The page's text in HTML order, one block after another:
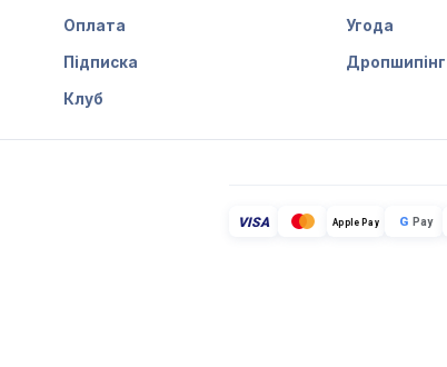
Оплата Угода
Підписка Дропшипінг
Клуб
VISA Apple Pay G Pay